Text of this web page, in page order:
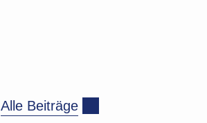
Alle Beiträge